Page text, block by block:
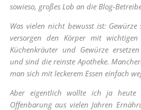
sowieso, großes Lob an die Blog-
Was vielen nicht bewusst ist:
versorgen den Körper mit wichtigen
Küchenkräuter und Gewürze
und sind die reinste Apotheke.
man sich mit leckerem Essen einfach
Aber eigentlich wollte ich ja heute
Offenbarung aus vielen Jahren